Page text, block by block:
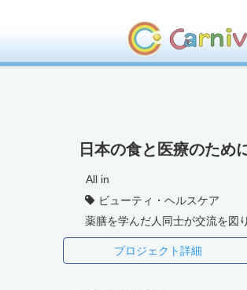
日本の食と医療のため
All in
ビューティ・ヘルスケア
薬膳を学んだ人同士が交流を図
プロジェクト詳細